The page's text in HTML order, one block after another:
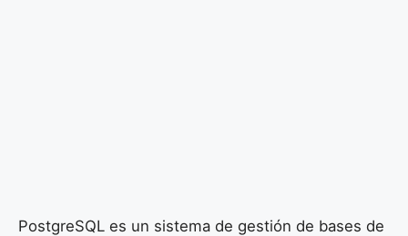
PostgreSQL es un sistema de gestión de bases de